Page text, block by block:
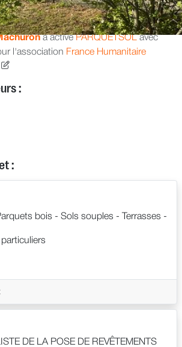
a activéPARQUETSOLavec
l'association France Humanitaire
:
:
bois - Sols souples - Terrasses -
DE LA POSE DE REVÊTEMENTS